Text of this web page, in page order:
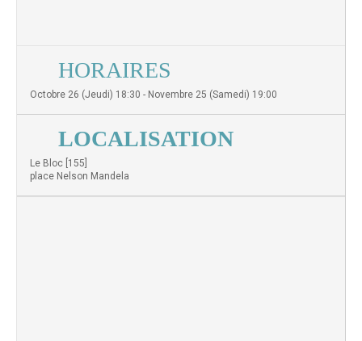
HORAIRES
Octobre 26 (Jeudi) 18:30 - Novembre 25 (Samedi) 19:00
LOCALISATION
Le Bloc [155]
place Nelson Mandela